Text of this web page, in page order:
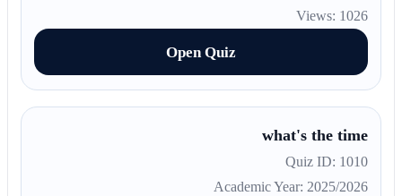
Views: 1026
Open Quiz
what's the time
Quiz ID: 1010
Academic Year: 2025/2026